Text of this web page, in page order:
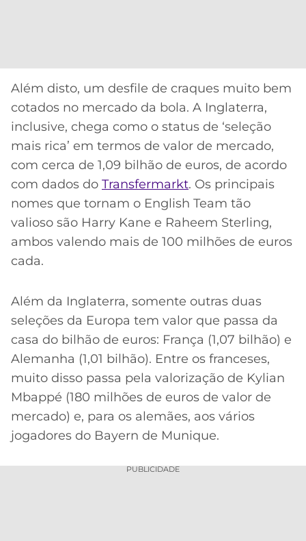
ONLINE
2026
GRÊMIO
ATLÉTICO
MG
CRUZEIRO
LALIGA
Acesse o perfil do autor
no Twitter
Além disto, um desfile de craques muito bem
cotados no mercado da bola. A Inglaterra,
inclusive, chega como o status de ‘seleção
mais rica’ em termos de valor de mercado,
com cerca de 1,09 bilhão de euros, de acordo
com dados do Transfermarkt. Os principais
nomes que tornam o English Team tão
valioso são Harry Kane e Raheem Sterling,
ambos valendo mais de 100 milhões de euros
cada.
Além da Inglaterra, somente outras duas
seleções da Europa tem valor que passa da
casa do bilhão de euros: França (1,07 bilhão) e
Alemanha (1,01 bilhão). Entre os franceses,
muito disso passa pela valorização de Kylian
Mbappé (180 milhões de euros de valor de
mercado) e, para os alemães, aos vários
jogadores do Bayern de Munique.
PUBLICIDADE